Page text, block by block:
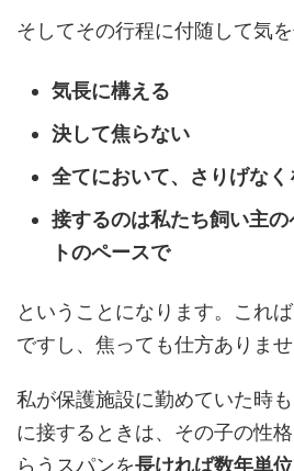
そしてその行程に付随して気
気長に構える
決して焦らない
全てにおいて、さりげなく
接するのは私たち飼い主
トのペースで
ということになります。これ
ですし、焦っても仕方ありませ
私が保護施設に勤めていた時
に接するときは、その子の性
らうスパンを長ければ数年単